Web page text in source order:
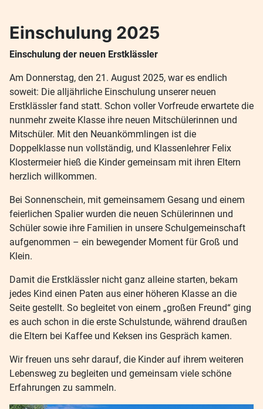
Einschulung 2025
Einschulung der neuen Erstklässler
Am Donnerstag, den 21. August 2025, war es endlich
soweit: Die alljährliche Einschulung unserer neuen
Erstklässler fand statt. Schon voller Vorfreude erwartete die
nunmehr zweite Klasse ihre neuen Mitschülerinnen und
Mitschüler. Mit den Neuankömmlingen ist die
Doppelklasse nun vollständig, und Klassenlehrer Felix
Klostermeier hieß die Kinder gemeinsam mit ihren Eltern
herzlich willkommen.
Bei Sonnenschein, mit gemeinsamem Gesang und einem
feierlichen Spalier wurden die neuen Schülerinnen und
Schüler sowie ihre Familien in unsere Schulgemeinschaft
aufgenommen – ein bewegender Moment für Groß und
Klein.
Damit die Erstklässler nicht ganz alleine starten, bekam
jedes Kind einen Paten aus einer höheren Klasse an die
Seite gestellt. So begleitet von einem „großen Freund“ ging
es auch schon in die erste Schulstunde, während draußen
die Eltern bei Kaffee und Keksen ins Gespräch kamen.
Wir freuen uns sehr darauf, die Kinder auf ihrem weiteren
Lebensweg zu begleiten und gemeinsam viele schöne
Erfahrungen zu sammeln.